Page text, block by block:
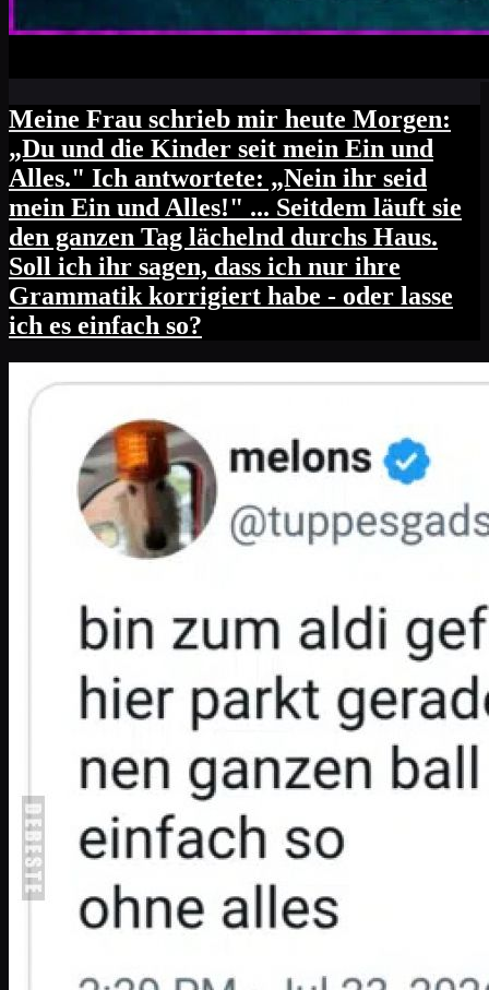
Meine Frau schrieb mir heute Morgen:
„Du und die Kinder seit mein Ein und
Alles." Ich antwortete: „Nein ihr seid
mein Ein und Alles!" ... Seitdem läuft sie
den ganzen Tag lächelnd durchs Haus.
Soll ich ihr sagen, dass ich nur ihre
Grammatik korrigiert habe - oder lasse
ich es einfach so?